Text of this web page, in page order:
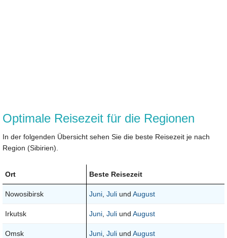
Optimale Reisezeit für die Regionen
In der folgenden Übersicht sehen Sie die beste Reisezeit je nach
Region (Sibirien).
Ort Beste Reisezeit
Nowosibirsk Juni Juli und August
Irkutsk Juni Juli und August
Omsk Juni Juli und August